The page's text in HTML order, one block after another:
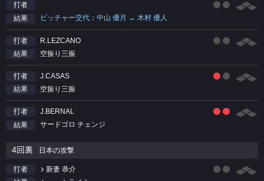
打者
結果
ピッチャー交代：中山 優月 → 木村 優人
打者
R.LEZCANO
結果
空振り三振
打者
J.CASAS
結果
空振り三振
打者
J.BERNAL
結果
サードゴロ チェンジ
4回裏 日本の攻撃
打者
新妻 恭介